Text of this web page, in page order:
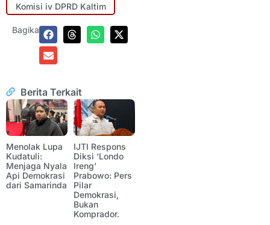
Komisi iv DPRD Kaltim
Bagikan:
Berita Terkait
Menolak Lupa
Kudatuli:
Menjaga Nyala
Api Demokrasi
dari Samarinda
IJTI Respons
Diksi ‘Londo
Ireng’
Prabowo: Pers
Pilar
Demokrasi,
Bukan
Komprador.